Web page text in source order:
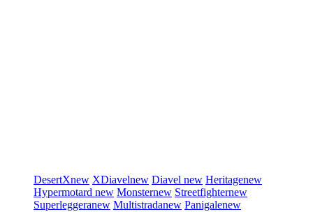
DesertXnew XDiavelnew Diavel new Heritagenew
Hypermotard new Monsternew Streetfighternew
Superleggeranew Multistradanew Panigalenew